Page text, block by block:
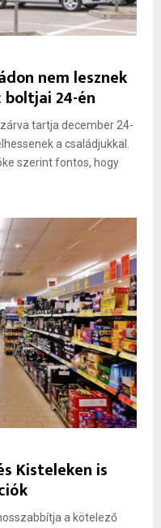
nem lesznek
24-én
tartja december 24-
a családjukkal.
szerint fontos, hogy
Kisteleken is
a kötelező